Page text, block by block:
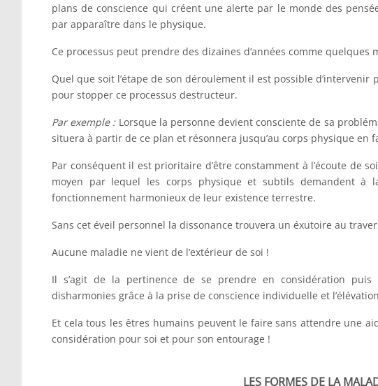
plans de conscience qui créent une alerte par le monde des
par apparaître dans le physique.
Ce processus peut prendre des dizaines d’années comme quelques
Quel que soit l’étape de son déroulement il est possible d’intervenir
pour stopper ce processus destructeur.
Par exemple :Lorsque la personne devient consciente de sa
situera à partir de ce plan et résonnera jusqu’au corps physique
Par conséquent il est prioritaire d’être constamment à l’écoute de
moyen par lequel les corps physique et subtils demandent à
fonctionnement harmonieux de leur existence terrestre.
Sans cet éveil personnel la dissonance trouvera un éxutoire au
Aucune maladie ne vient de l’extérieur de soi !
Il s’agit de la pertinence de se prendre en considération
disharmonies grâce à la prise de conscience individuelle et
Et cela tous les êtres humains peuvent le faire sans attendre une
considération pour soi et pour son entourage !
LES FORMES DE LA